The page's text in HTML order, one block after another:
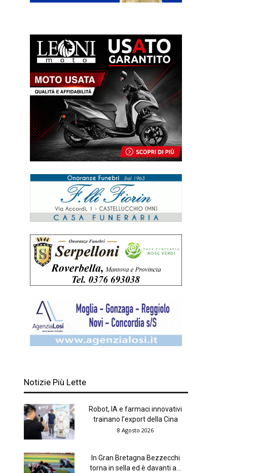
Notizie Più Lette
Robot, IA e farmaci innovativi
trainano l’export della Cina
8 Agosto 2026
In Gran Bretagna Bezzecchi
torna in sella ed è davanti a...